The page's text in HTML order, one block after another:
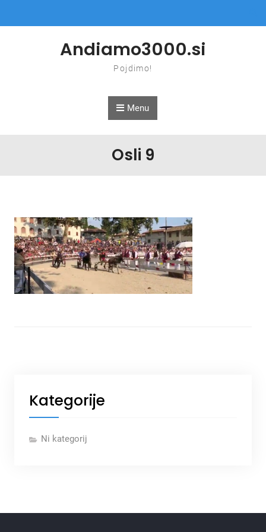
Andiamo3000.si
Pojdimo!
Menu
Osli 9
Kategorije
Ni kategorij